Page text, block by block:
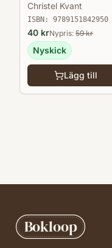
Christel Kvant
ISBN: 9789151842950
40 krNypris: 59kr
Nyskick
Lägg till
Bokloop